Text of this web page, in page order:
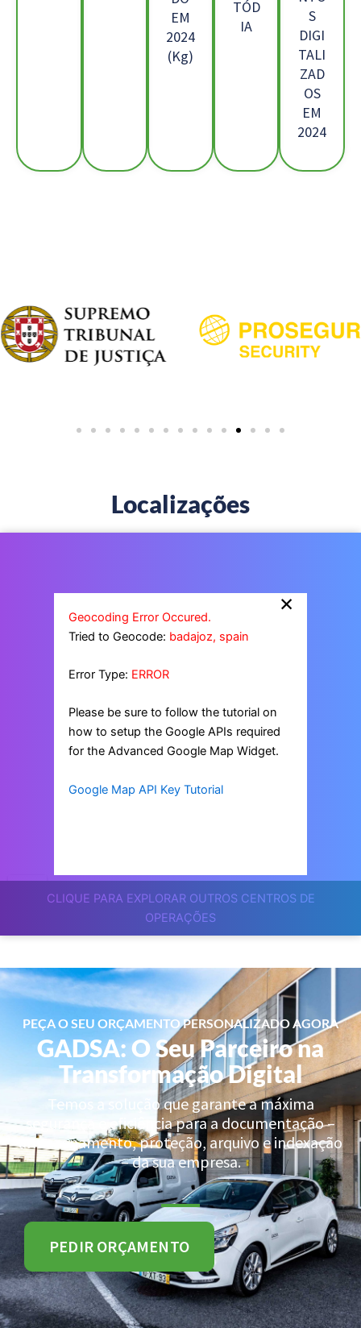
EM
2024
(Kg)
TÓD
IA
S
DIGI
TALI
ZAD
OS
EM
2024
Localizações
CLIQUE PARA EXPLORAR OUTROS CENTROS DE
OPERAÇÕES
×
Geocoding Error Occured.
Tried to Geocode: badajoz, spain
Error Type: ERROR
Please be sure to follow the tutorial on
how to setup the Google APIs required
for the Advanced Google Map Widget.
Google Map API Key Tutorial
PEÇA O SEU ORÇAMENTO PERSONALIZADO AGORA
GADSA: O Seu Parceiro na
Transformação Digital
Temos a solução que garante a máxima
segurança e eficiência para a documentação –
armazenamento, proteção, arquivo e indexação
– da sua empresa.
PEDIR ORÇAMENTO